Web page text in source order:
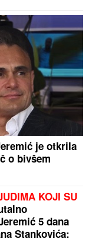
je otkrila
o bivšem
KOJI SU
5 dana
Stankovića: